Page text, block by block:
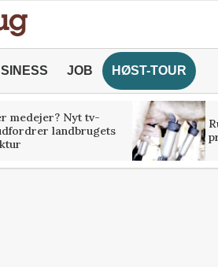
JOB HØST-TOUR
medejer? Nyt tv-
landbrugets